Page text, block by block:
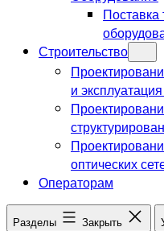
Поставка
Строительство
и
оптических
Операторам
Разделы Закрыть